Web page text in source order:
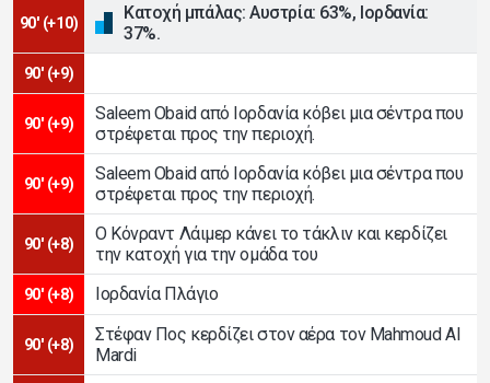
90' (+10)
Κατοχή μπάλας: Αυστρία: 63%, Ιορδανία:
37%.
90' (+9)
90' (+9)
Saleem Obaid από Ιορδανία κόβει μια σέντρα που
στρέφεται προς την περιοχή.
90' (+9)
Saleem Obaid από Ιορδανία κόβει μια σέντρα που
στρέφεται προς την περιοχή.
90' (+8)
Ο Κόνραντ Λάιμερ κάνει το τάκλιν και κερδίζει
την κατοχή για την ομάδα του
90' (+8) Ιορδανία Πλάγιο
90' (+8)
Στέφαν Πος κερδίζει στον αέρα τον Mahmoud Al
Mardi